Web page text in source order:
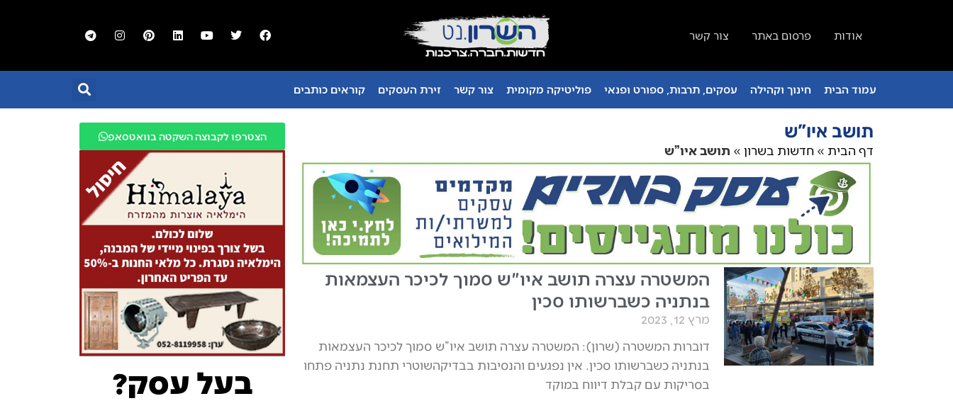
אודות פרסום באתר צור קשר
עמוד הבית חינוך וקהילה עסקים, תרבות, ספורט ופנאי פוליטיקה מקומית צור קשר זירת העסקים קוראים כותבים
תושב איו”ש
דף הבית » חדשות בשרון » תושב איו”ש
המשטרה עצרה תושב איו"ש סמוך לכיכר העצמאות
בנתניה כשברשותו סכין
מרץ 12, 2023
דוברות המשטרה (שרון): המשטרה עצרה תושב איו”ש סמוך לכיכר העצמאות
בנתניה כשברשותו סכין. אין נפגעים והנסיבות בבדיקהשוטרי תחנת נתניה פתחו
בסריקות עם קבלת דיווח במוקד
הצטרפו לקבוצה השקטה בוואטסאפ
בעל עסק?